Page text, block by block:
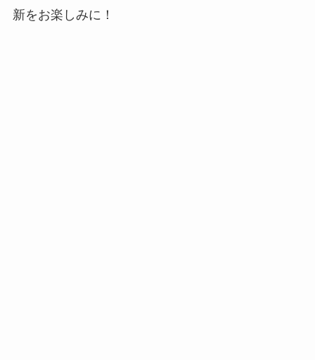
新をお楽しみに！